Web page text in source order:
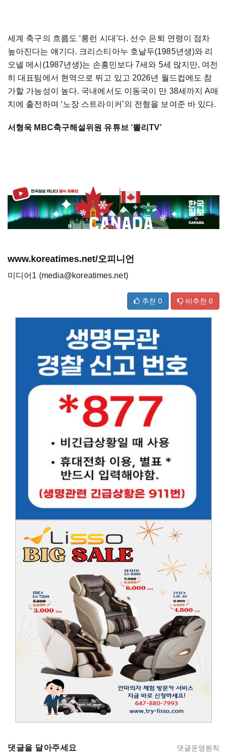
세계 축구의 흐름도 ‘롱런 시대’다. 선수 은퇴 연령이 점차
높아진다는 얘기다. 크리스티아누 호날두(1985년생)와 리
오넬 메시(1987년생)는 손흥민보다 7세와 5세 많지만, 여전
히 대표팀에서 현역으로 뛰고 있고 2026년 월드컵에도 참
가할 가능성이 높다. 국내에서도 이동국이 만 38세까지 A매
치에 출전하며 ‘노장 스트라이커’의 전형을 보여준 바 있다.
서형욱 MBC축구해설위원 유튜브 ‘뽈리TV’
www.koreatimes.net/오피니언
미디어1 (media@koreatimes.net)
추천 0 비추천 0
댓글을 달아주세요 댓글운영원칙